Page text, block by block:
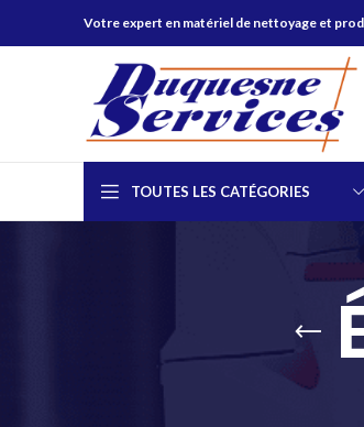
Votre expert en matériel de nettoyage et
TOUTES LES CATÉGORIES